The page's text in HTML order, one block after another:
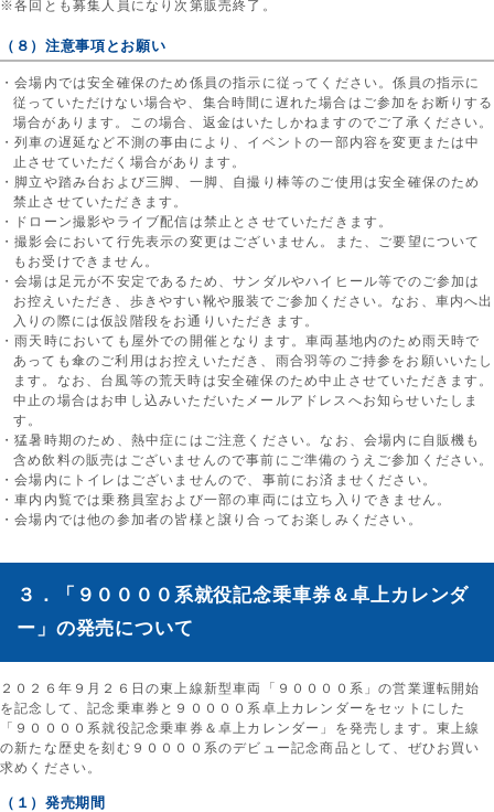
※各回とも募集人員になり次第販売終了。
（８）注意事項とお願い
・会場内では安全確保のため係員の指示に従ってください。係員の指示に
従っていただけない場合や、集合時間に遅れた場合はご参加をお断りする
場合があります。この場合、返金はいたしかねますのでご了承ください。
・列車の遅延など不測の事由により、イベントの一部内容を変更または中
止させていただく場合があります。
・脚立や踏み台および三脚、一脚、自撮り棒等のご使用は安全確保のため
禁止させていただきます。
・ドローン撮影やライブ配信は禁止とさせていただきます。
・撮影会において行先表示の変更はございません。また、ご要望について
もお受けできません。
・会場は足元が不安定であるため、サンダルやハイヒール等でのご参加は
お控えいただき、歩きやすい靴や服装でご参加ください。なお、車内へ出
入りの際には仮設階段をお通りいただきます。
・雨天時においても屋外での開催となります。車両基地内のため雨天時で
あっても傘のご利用はお控えいただき、雨合羽等のご持参をお願いいたし
ます。なお、台風等の荒天時は安全確保のため中止させていただきます。
中止の場合はお申し込みいただいたメールアドレスへお知らせいたしま
す。
・猛暑時期のため、熱中症にはご注意ください。なお、会場内に自販機も
含め飲料の販売はございませんので事前にご準備のうえご参加ください。
・会場内にトイレはございませんので、事前にお済ませください。
・車内内覧では乗務員室および一部の車両には立ち入りできません。
・会場内では他の参加者の皆様と譲り合ってお楽しみください。
３．「９００００系就役記念乗車券＆卓上カレンダ
ー」の発売について
２０２６年９月２６日の東上線新型車両「９００００系」の営業運転開始
を記念して、記念乗車券と９００００系卓上カレンダーをセットにした
「９００００系就役記念乗車券＆卓上カレンダー」を発売します。東上線
の新たな歴史を刻む９００００系のデビュー記念商品として、ぜひお買い
求めください。
（１）発売期間